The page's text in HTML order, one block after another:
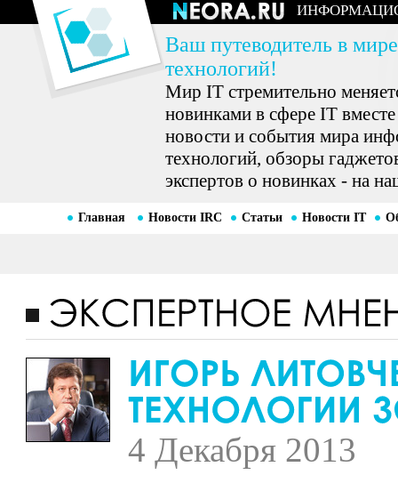
Ваш путеводитель в
технологий!
Мир IT стремительно
новинками в сфере IT
новости и события мира
технологий, обзоры
экспертов о новинках - на
Главная Новости IRC Статьи Новости IT
4 Декабря 2013